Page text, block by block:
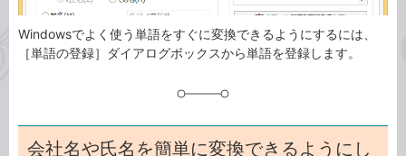
Windowsでよく使う単語をすぐに変換できるようにするには、
［単語の登録］ダイアログボックスから単語を登録します。
会社名や氏名を簡単に変換できるようにし